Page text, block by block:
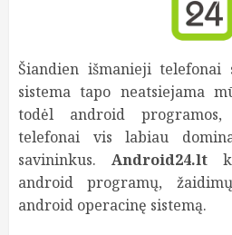
Šiandien išmanieji telefonai
sistema tapo neatsiejama
todėl android programos,
telefonai vis labiau
savininkus. Android24.lt
android programų,
android operacinę sistemą.